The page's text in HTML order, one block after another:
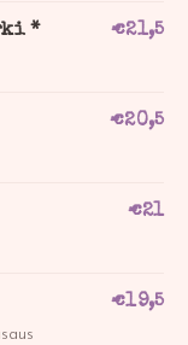
* €21,5
€20,5
€21
€19,5